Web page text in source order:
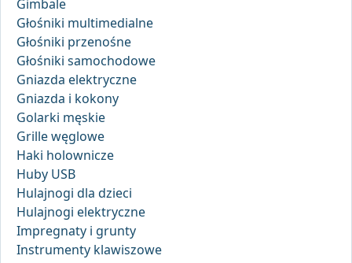
Gimbale
Głośniki multimedialne
Głośniki przenośne
Głośniki samochodowe
Gniazda elektryczne
Gniazda i kokony
Golarki męskie
Grille węglowe
Haki holownicze
Huby USB
Hulajnogi dla dzieci
Hulajnogi elektryczne
Impregnaty i grunty
Instrumenty klawiszowe